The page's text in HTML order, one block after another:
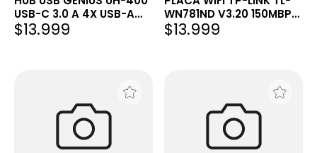
USB-C 3.0 A 4X USB-A
3.0
$13.999
WN781ND V3.20 150MBPS
2.4GHZ PCI-EXPRESS 1
ANTENA
$13.999